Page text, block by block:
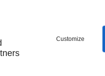
500 kg 12/24 dc
Customize